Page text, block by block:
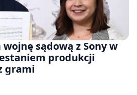
sądową z Sony w
produkcji
grami